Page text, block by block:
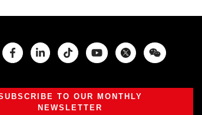
Facebook Twitter
TO OUR MONTHLY
NEWSLETTER